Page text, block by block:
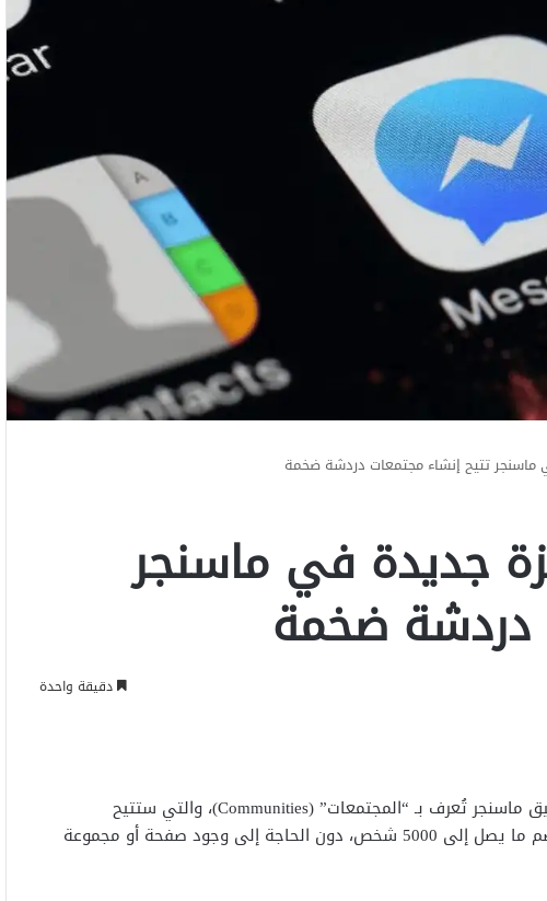
تتيح إنشاء مجتمعات دردشة ضخمة
جديدة في ماسنجر
دردشة ضخمة
دقيقة واحدة
أعلنت شركة ميتا اليوم عن إطلاق ميزة جديدة في تطبيق ماسنجر تُعرف بـ “المجتمعات” (Communities)، والتي ستتيح
للمستخدمين إنشاء مجموعات دردشة كبيرة يمكن أن تضم ما يصل إلى 5000 شخص، دون الحاجة إلى وجود صفحة أو مجموعة